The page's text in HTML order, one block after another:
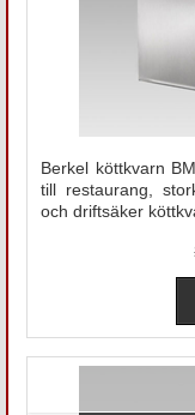
Berkel köttkvarn
till restaurang,
och driftsäker